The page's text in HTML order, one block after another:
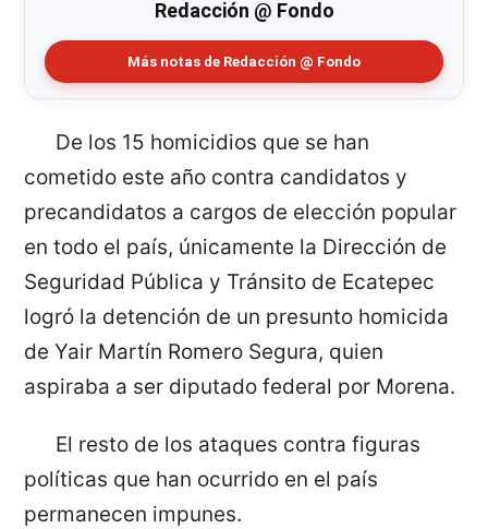
Redacción @ Fondo
Más notas de Redacción @ Fondo
De los 15 homicidios que se han
cometido este año contra candidatos y
precandidatos a cargos de elección popular
en todo el país, únicamente la Dirección de
Seguridad Pública y Tránsito de Ecatepec
logró la detención de un presunto homicida
de Yair Martín Romero Segura, quien
aspiraba a ser diputado federal por Morena.
El resto de los ataques contra figuras
políticas que han ocurrido en el país
permanecen impunes.